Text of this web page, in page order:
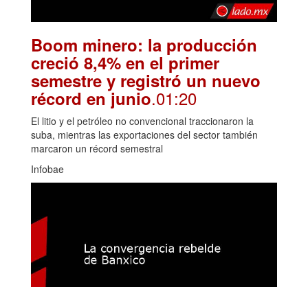
Boom minero: la producción
creció 8,4% en el primer
semestre y registró un nuevo
récord en junio.01:20
El litio y el petróleo no convencional traccionaron la
suba, mientras las exportaciones del sector también
marcaron un récord semestral
Infobae